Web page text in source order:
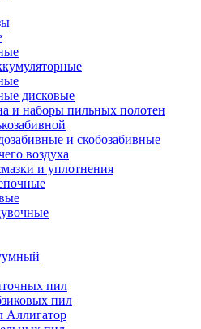
дисковые
и наборы пильных полотен
и скобозабивные
воздуха
и уплотнения
пил
пил
Аллигатор